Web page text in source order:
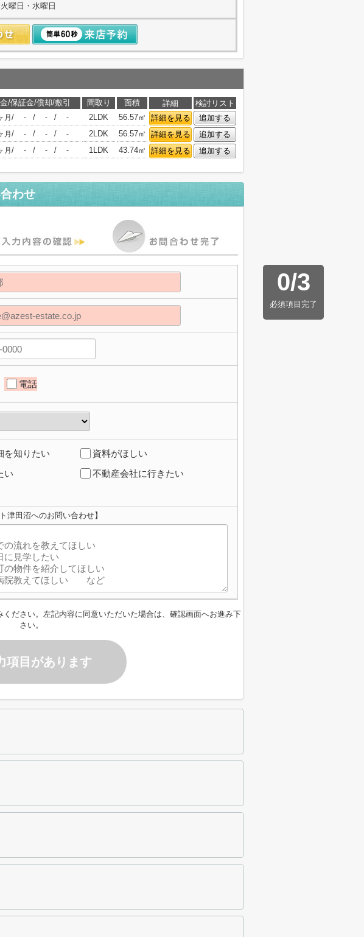
曜日・水曜日
/保証金/償却/敷引 間取り 面積 詳細
検討リスト
月 / - / - / - 2LDK 56.57㎡ 詳細を見る
追加する
月 / - / - / - 2LDK 56.57㎡ 詳細を見る
追加する
月 / - / - / - 1LDK 43.74㎡ 詳細を見る 追加する
わせ
0/3
必須項目完了
電話
を知りたい
資料がほしい
い
不動産会社に行きたい
津田沼へのお問い合わせ】
ください。左記内容に同意いただいた場合は、確認画面へお進み下
さい。
項目があります